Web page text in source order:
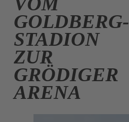
GOLDBERG-
STADION
ZUR
GRÖDIGER
ARENA